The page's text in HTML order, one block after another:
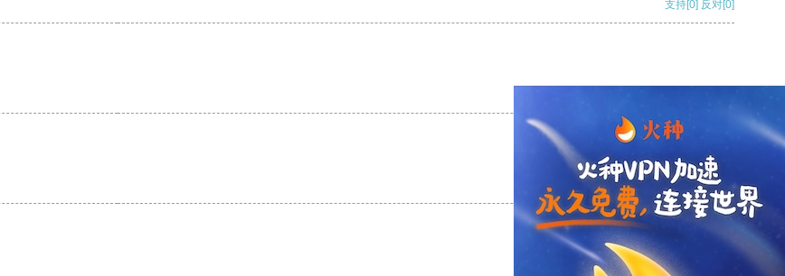
支持[0] 反对[0]
支持 [0] 反对 [0]